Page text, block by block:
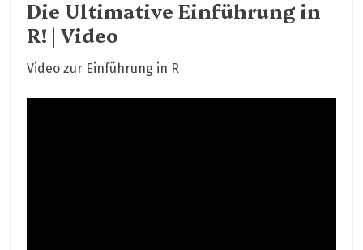
Die Ultimative Einführung in
R! | Video
Video zur Einführung in R